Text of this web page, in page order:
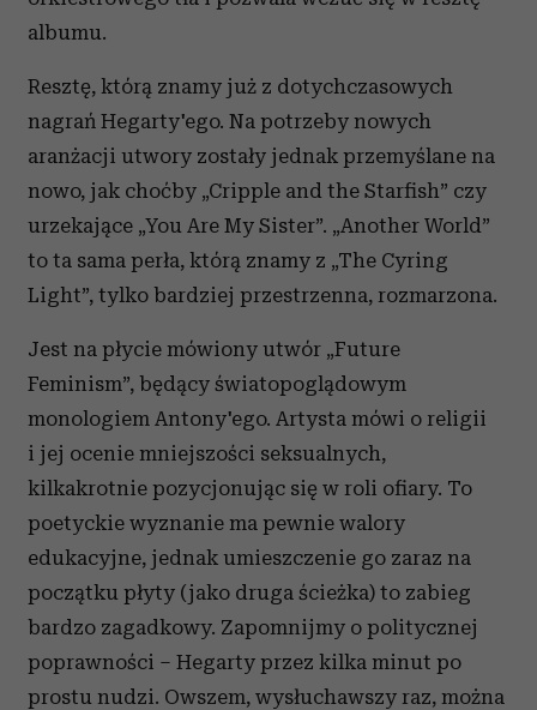
albumu.
Resztę, którą znamy już z dotychczasowych
nagrań Hegarty'ego. Na potrzeby nowych
aranżacji utwory zostały jednak przemyślane na
nowo, jak choćby „Cripple and the Starfish” czy
urzekające „You Are My Sister”. „Another World”
to ta sama perła, którą znamy z „The Cyring
Light”, tylko bardziej przestrzenna, rozmarzona.
Jest na płycie mówiony utwór „Future
Feminism”, będący światopoglądowym
monologiem Antony'ego. Artysta mówi o religii
i jej ocenie mniejszości seksualnych,
kilkakrotnie pozycjonując się w roli ofiary. To
poetyckie wyznanie ma pewnie walory
edukacyjne, jednak umieszczenie go zaraz na
początku płyty (jako druga ścieżka) to zabieg
bardzo zagadkowy. Zapomnijmy o politycznej
poprawności – Hegarty przez kilka minut po
prostu nudzi. Owszem, wysłuchawszy raz, można